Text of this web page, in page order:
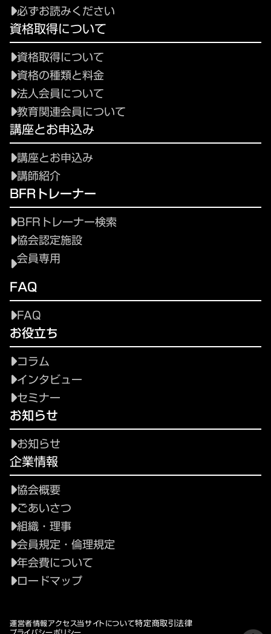
必ずお読みください
資格取得について
資格取得について
資格の種類と料金
法人会員について
教育関連会員について
講座とお申込み
講座とお申込み
講師紹介
BFRトレーナー
BFRトレーナー検索
協会認定施設
会員専用
FAQ
FAQ
お役立ち
コラム
インタビュー
セミナー
お知らせ
お知らせ
企業情報
協会概要
ごあいさつ
組織・理事
会員規定・倫理規定
年会費について
ロードマップ
運営者情報アクセス当サイトについて特定商取引法律